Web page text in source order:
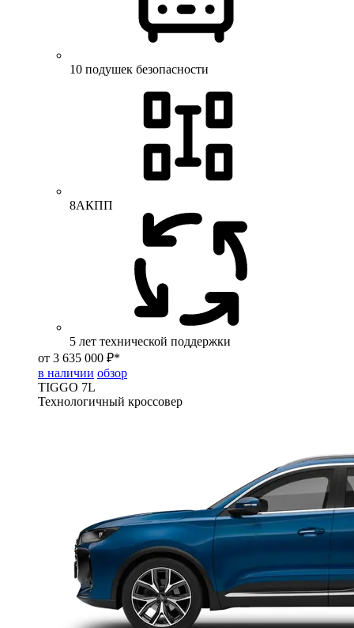
10 подушек безопасности
8АКПП
5 лет технической поддержки
от 3 635 000 ₽*
в наличии обзор
TIGGO 7L
Технологичный кроссовер